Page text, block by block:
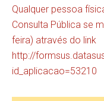
Qualquer pessoa
Consulta Pública se
feira) através do link
http://
id_aplicacao=53210